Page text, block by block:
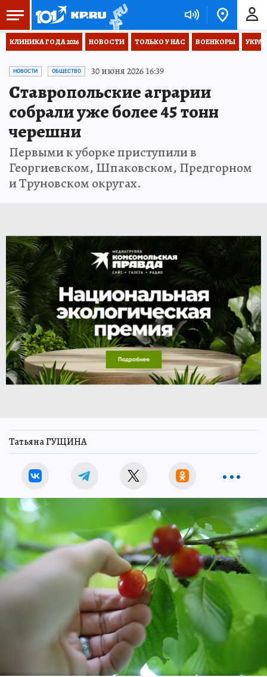
КЛИНИКА ГОДА 2026 НОВОСТИ ТОЛЬКО У НАС ВОЕНКОРЫ
НОВОСТИ ОБЩЕСТВО 30 июня 2026 16:39
Ставропольские аграрии
собрали уже более 45 тонн
черешни
Первыми к уборке приступили в
Георгиевском, Шпаковском, Предгорном
и Труновском округах.
Татьяна ГУЩИНА